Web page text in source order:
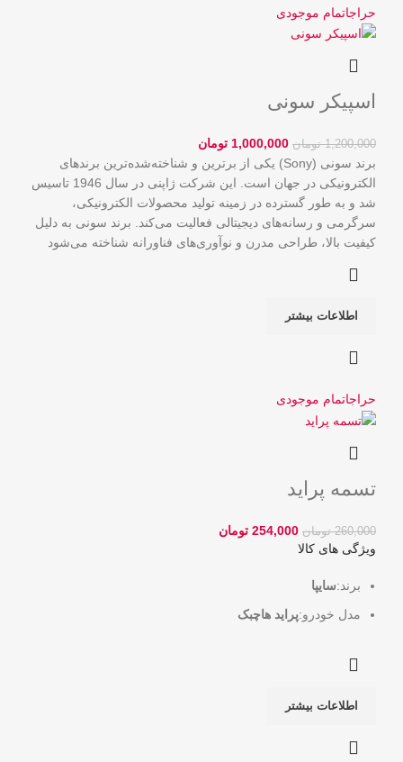
حراجاتمام موجودی
اسپیکر سونی
1,200,000 تومان 1,000,000 تومان
برند سونی (Sony) یکی از برترین و شناخته‌شده‌ترین برندهای
الکترونیکی در جهان است. این شرکت ژاپنی در سال 1946 تاسیس
شد و به طور گسترده در زمینه تولید محصولات الکترونیکی،
سرگرمی و رسانه‌های دیجیتالی فعالیت می‌کند. برند سونی به دلیل
کیفیت بالا، طراحی مدرن و نوآوری‌های فناورانه شناخته می‌شود
اطلاعات بیشتر
حراجاتمام موجودی
تسمه پراید
260,000 تومان 254,000 تومان
ویژگی های کالا
برند:سایپا
مدل خودرو:پراید هاچبک
اطلاعات بیشتر